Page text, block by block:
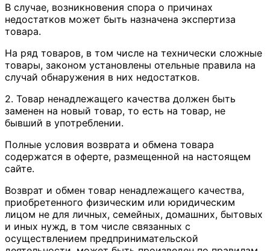
В случае, возникновения спора о причинах
недостатков может быть назначена экспертиза
товара.
На ряд товаров, в том числе на технически сложные
товары, законом установлены отельные правила на
случай обнаружения в них недостатков.
2. Товар ненадлежащего качества должен быть
заменен на новый товар, то есть на товар, не
бывший в употреблении.
Полные условия возврата и обмена товара
содержатся в оферте, размещенной на настоящем
сайте.
Возврат и обмен товар ненадлежащего качества,
приобретенного физическим или юридическим
лицом не для личных, семейных, домашних, бытовых
и иных нужд, в том числе связанных с
осуществлением предпринимательской